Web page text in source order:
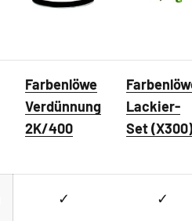
Farbenlöwe
Verdünnung
2K/400
Lackier-
Set (X300)
✓ ✓